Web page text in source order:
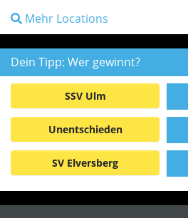
Mehr Locations
Dein Tipp: Wer gewinnt?
SSV Ulm
Unentschieden
SV Elversberg